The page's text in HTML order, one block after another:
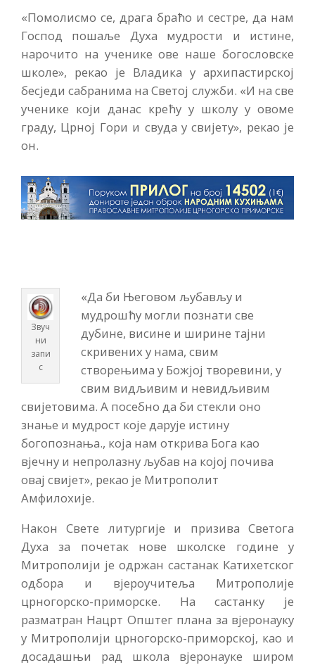
«Помолисмо се, драга браћо и сестре, да нам
Господ пошаље Духа мудрости и истине,
нарочито на ученике ове наше богословске
школе», рекао је Владика у архипастирској
бесједи сабранима на Светој служби. «И на све
ученике који данас крећу у школу у овоме
граду, Црној Гори и свуда у свијету», рекао је
он.
Звуч
ни
запи
с
«Да би Његовом љубављу и
мудрошћу могли познати све
дубине, висине и ширине тајни
скривених у нама, свим
створењима у Божјој творевини, у
свим видљивим и невидљивим
свијетовима. А посебно да би стекли оно
знање и мудрост које дарује истину
богопознања., која нам открива Бога као
вјечну и непролазну љубав на којој почива
овај свијет», рекао је Митрополит
Амфилохије.
Након Свете литургије и призива Светога
Духа за почетак нове школске године у
Митрополији је одржан састанак Катихетског
одбора и вјероучитеља Митрополије
црногорско-приморске. На састанку је
разматран Нацрт Општег плана за вјеронауку
у Митрополији црногорско-приморској, као и
досадашњи рад школа вјеронауке широм